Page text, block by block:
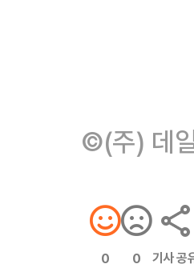
©(주) 데
0 0 기사 공